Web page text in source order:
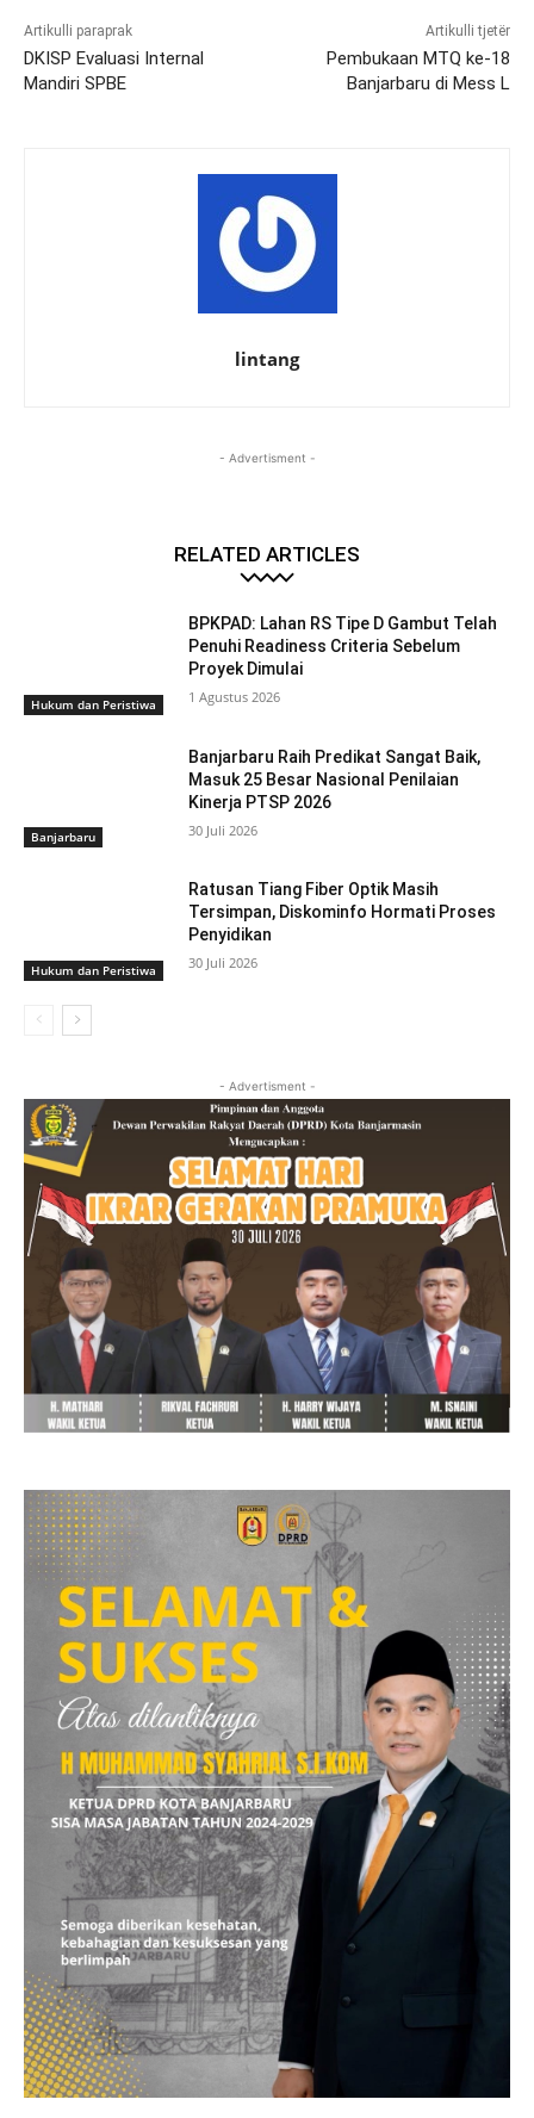
Artikulli paraprak
DKISP Evaluasi Internal
Mandiri SPBE
Artikulli tjetër
Pembukaan MTQ ke-18
Banjarbaru di Mess L
lintang
- Advertisment -
RELATED ARTICLES
Hukum dan Peristiwa
BPKPAD: Lahan RS Tipe D Gambut Telah
Penuhi Readiness Criteria Sebelum
Proyek Dimulai
1 Agustus 2026
Banjarbaru
Banjarbaru Raih Predikat Sangat Baik,
Masuk 25 Besar Nasional Penilaian
Kinerja PTSP 2026
30 Juli 2026
Hukum dan Peristiwa
Ratusan Tiang Fiber Optik Masih
Tersimpan, Diskominfo Hormati Proses
Penyidikan
30 Juli 2026
- Advertisment -